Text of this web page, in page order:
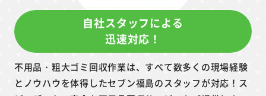
自社スタッフによる
迅速対応！
不用品・粗大ゴミ回収作業は、すべて数多くの現場経験
とノウハウを体得したセブン福島のスタッフが対応！ス